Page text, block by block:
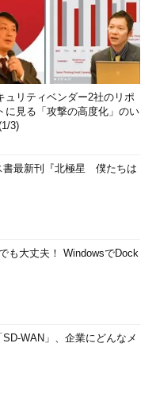
ュリティベンダー2社のリポ
に見る「攻撃の高度化」のい
3)
書最新刊『北極星 僕たちは
も大丈夫！ WindowsでDock
WAN」、企業にどんなメ